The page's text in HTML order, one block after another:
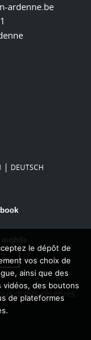
le dépôt de
vos choix de
ainsi que des
vidéos, des boutons
de plateformes
ardenne.be
| DEUTSCH
droits réservés.